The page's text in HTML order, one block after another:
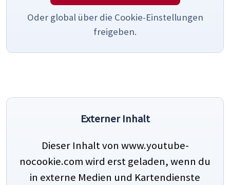
Oder global über die Cookie-Einstellungen
freigeben.
Externer Inhalt
Dieser Inhalt von www.youtube-
nocookie.com wird erst geladen, wenn du
in externe Medien und Kartendienste